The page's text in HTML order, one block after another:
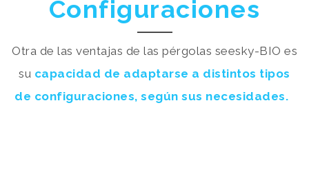
Configuraciones
Otra de las ventajas de las pérgolas seesky-BIO es
su capacidad de adaptarse a distintos tipos
de configuraciones, según sus necesidades.